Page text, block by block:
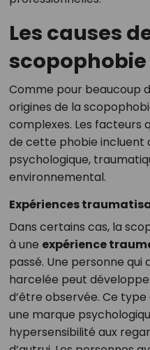
Les causes
scopophobie
Comme pour beaucoup
origines de la
complexes. Les facteurs
de cette phobie incluent
psychologique,
environnemental.
Expériences
Dans certains cas, la
à une expérience
passé. Une personne qui
harcelée peut
d’être observée. Ce
une marque
hypersensibilité aux